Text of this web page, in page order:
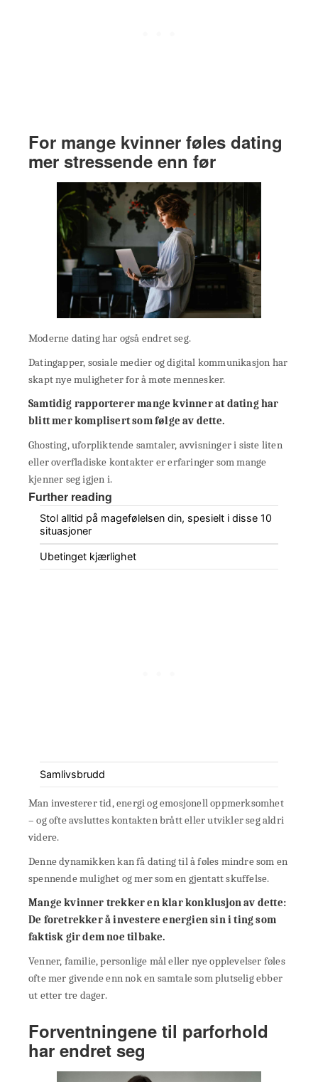
For mange kvinner føles dating
mer stressende enn før
Moderne dating har også endret seg.
Datingapper, sosiale medier og digital kommunikasjon har
skapt nye muligheter for å møte mennesker.
Samtidig rapporterer mange kvinner at dating har
blitt mer komplisert som følge av dette.
Ghosting, uforpliktende samtaler, avvisninger i siste liten
eller overfladiske kontakter er erfaringer som mange
kjenner seg igjen i.
Further reading
Stol alltid på magefølelsen din, spesielt i disse 10
situasjoner
Ubetinget kjærlighet
Samlivsbrudd
Man investerer tid, energi og emosjonell oppmerksomhet
– og ofte avsluttes kontakten brått eller utvikler seg aldri
videre.
Denne dynamikken kan få dating til å føles mindre som en
spennende mulighet og mer som en gjentatt skuffelse.
Mange kvinner trekker en klar konklusjon av dette:
De foretrekker å investere energien sin i ting som
faktisk gir dem noe tilbake.
Venner, familie, personlige mål eller nye opplevelser føles
ofte mer givende enn nok en samtale som plutselig ebber
ut etter tre dager.
Forventningene til parforhold
har endret seg